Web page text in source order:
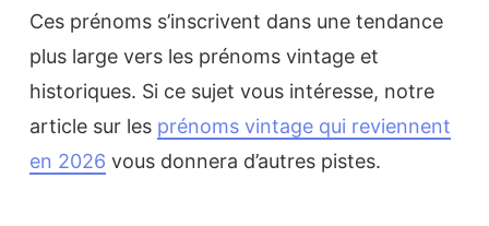
Ces prénoms s’inscrivent dans une tendance
plus large vers les prénoms vintage et
historiques. Si ce sujet vous intéresse, notre
article sur les prénoms vintage qui reviennent
en 2026 vous donnera d’autres pistes.